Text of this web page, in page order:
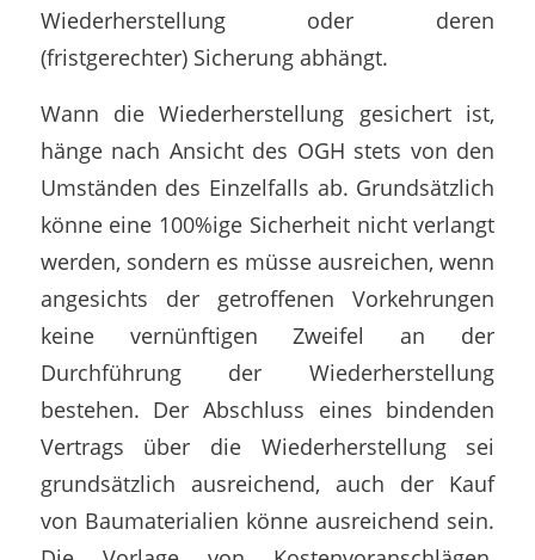
Wiederherstellung oder deren
(fristgerechter) Sicherung abhängt.
Wann die Wiederherstellung gesichert ist,
hänge nach Ansicht des OGH stets von den
Umständen des Einzelfalls ab. Grundsätzlich
könne eine 100%ige Sicherheit nicht verlangt
werden, sondern es müsse ausreichen, wenn
angesichts der getroffenen Vorkehrungen
keine vernünftigen Zweifel an der
Durchführung der Wiederherstellung
bestehen. Der Abschluss eines bindenden
Vertrags über die Wiederherstellung sei
grundsätzlich ausreichend, auch der Kauf
von Baumaterialien könne ausreichend sein.